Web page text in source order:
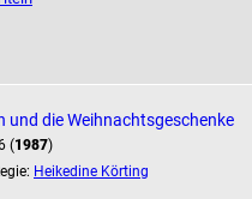
und die Weihnachtsgeschenke
(1987)
Heikedine Körting